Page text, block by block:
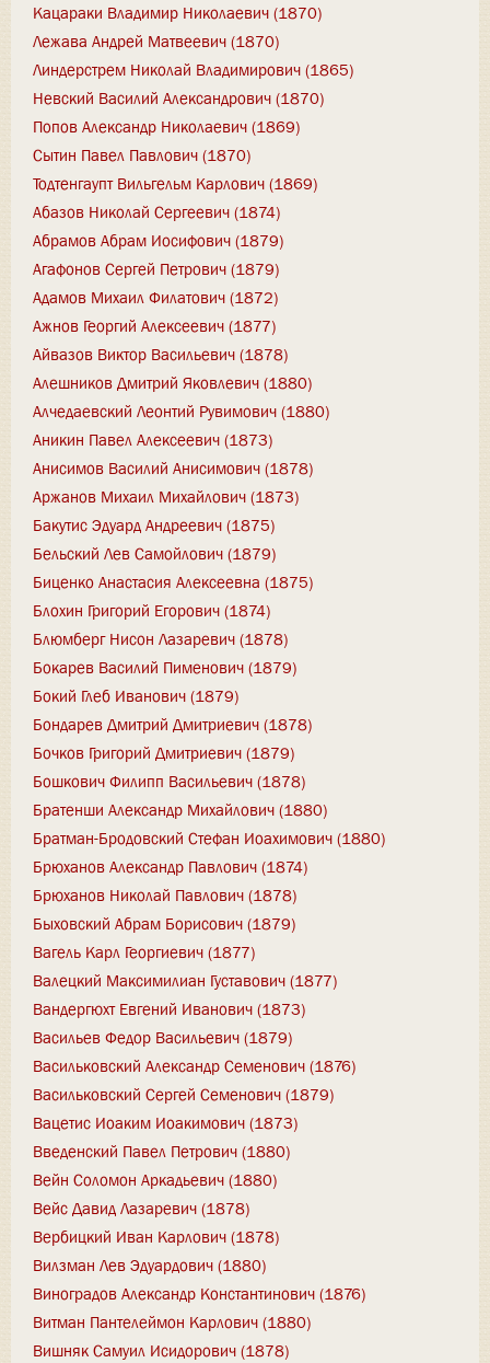
Кацараки Владимир Николаевич (1870)
Лежава Андрей Матвеевич (1870)
Линдерстрем Николай Владимирович (1865)
Невский Василий Александрович (1870)
Попов Александр Николаевич (1869)
Сытин Павел Павлович (1870)
Тодтенгаупт Вильгельм Карлович (1869)
Абазов Николай Сергеевич (1874)
Абрамов Абрам Иосифович (1879)
Агафонов Сергей Петрович (1879)
Адамов Михаил Филатович (1872)
Ажнов Георгий Алексеевич (1877)
Айвазов Виктор Васильевич (1878)
Алешников Дмитрий Яковлевич (1880)
Алчедаевский Леонтий Рувимович (1880)
Аникин Павел Алексеевич (1873)
Анисимов Василий Анисимович (1878)
Аржанов Михаил Михайлович (1873)
Бакутис Эдуард Андреевич (1875)
Бельский Лев Самойлович (1879)
Биценко Анастасия Алексеевна (1875)
Блохин Григорий Егорович (1874)
Блюмберг Нисон Лазаревич (1878)
Бокарев Василий Пименович (1879)
Бокий Глеб Иванович (1879)
Бондарев Дмитрий Дмитриевич (1878)
Бочков Григорий Дмитриевич (1879)
Бошкович Филипп Васильевич (1878)
Братенши Александр Михайлович (1880)
Братман-Бродовский Стефан Иоахимович (1880)
Брюханов Александр Павлович (1874)
Брюханов Николай Павлович (1878)
Быховский Абрам Борисович (1879)
Вагель Карл Георгиевич (1877)
Валецкий Максимилиан Густавович (1877)
Вандергюхт Евгений Иванович (1873)
Васильев Федор Васильевич (1879)
Васильковский Александр Семенович (1876)
Васильковский Сергей Семенович (1879)
Вацетис Иоаким Иоакимович (1873)
Введенский Павел Петрович (1880)
Вейн Соломон Аркадьевич (1880)
Вейс Давид Лазаревич (1878)
Вербицкий Иван Карлович (1878)
Вилзман Лев Эдуардович (1880)
Виноградов Александр Константинович (1876)
Витман Пантелеймон Карлович (1880)
Вишняк Самуил Исидорович (1878)